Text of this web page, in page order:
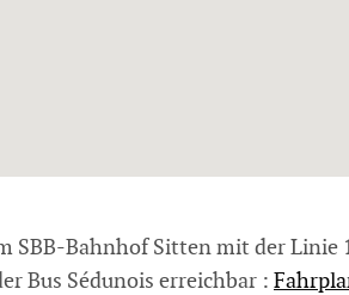
SBB-Bahnhof Sitten mit der Linie
Bus Sédunois erreichbar :